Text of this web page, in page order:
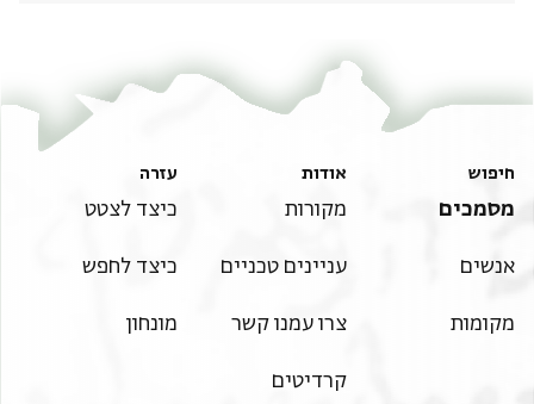
חיפוש
מסמכים
אנשים
מקומות
אודות
מקורות
עניינים טכניים
צרו עמנו קשר
קרדיטים
עזרה
כיצד לצטט
כיצד לחפש
מונחון